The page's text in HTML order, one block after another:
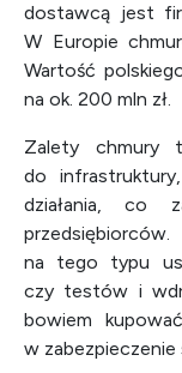
dostawcą jest
W Europie
Wartość
na ok. 200 mln zł.
Zalety chmury
do
działania, co
na tego typu
czy testów i
bowiem
w